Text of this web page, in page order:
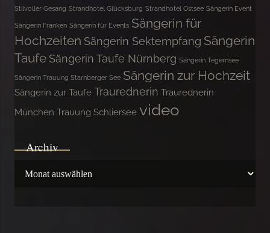
Stilvoller Gesang Strandhotel Glücksburg Strandhotel Ostsee Sängerin Event
Sängerin Franken Sängerin für Events Sängerin für
Hochzeiten Sängerin Sektempfang Sängerin
Taufe Sängerin Taufe Nürnberg Sängerin Tegernsee
Sängerin Trauung Starnberger See Sängerin zur Hochzeit
Sängerin zur Taufe Traurednerin Traurednerin
München Trauung Schliersee video
Archiv